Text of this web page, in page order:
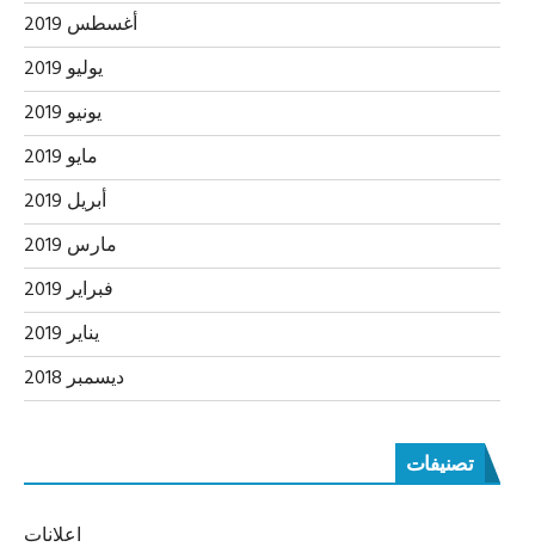
أغسطس 2019
يوليو 2019
يونيو 2019
مايو 2019
أبريل 2019
مارس 2019
فبراير 2019
يناير 2019
ديسمبر 2018
تصنيفات
اعلانات